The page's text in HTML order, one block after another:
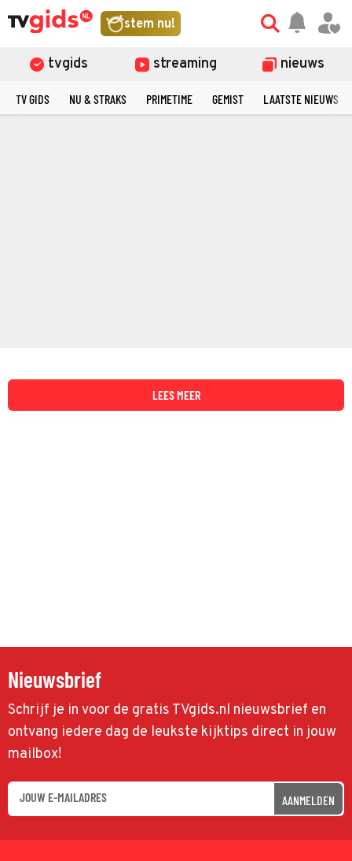
stem nu!
tvgids streaming nieuws
TV GIDS NU & STRAKS PRIMETIME GEMIST LAATSTE NIEUWS
LEES MEER
Nieuwsbrief
Schrijf je in voor de gratis TVgids.nl nieuwsbrief en
ontvang iedere dag de leukste kijktips direct in jouw
mailbox!
AANMELDEN